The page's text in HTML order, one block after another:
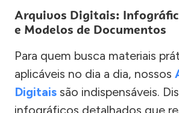
Arquivos Digitais:
e Modelos de Documentos
Para quem busca materiais
aplicáveis no dia a dia, nossos
Digitais são indispensáveis.
infográficos detalhados que